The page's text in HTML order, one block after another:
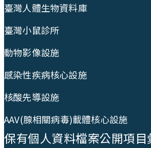
臺灣人體生物資料庫
臺灣小鼠診所
動物影像設施
感染性疾病核心設施
核酸先導設施
AAV(腺相關病毒)載體核心設施
保有個人資料檔案公開項目